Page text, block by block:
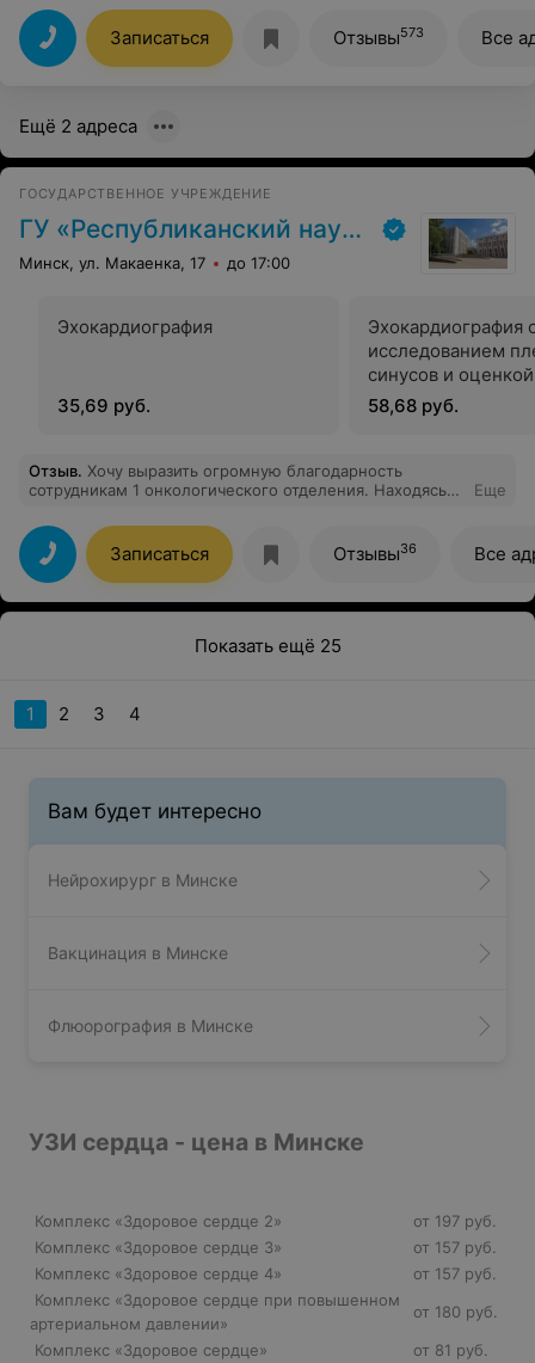
будет давать результат. Мы такого врача нашли в
Вашем центре. Обычно вызываем на дом.Бондарь
Ольга Владимировна, это непросто приятный в
общении человек, но и замечательный врач! Мне
действиями уберегла нас от пневмонии и вовремя
"врачи" твердили,что ничего страшного нет. Огромное
Огромная благодарность центру за такого врача!С
уважением, Анастасия П.
Записаться Отзывы573 Все
Ещё 2 адреса
ГОСУДАРСТВЕННОЕ УЧРЕЖДЕНИЕ
ГУ «Республиканский научно-практический центр медицинской экспертизы и реабилитаци»
Минск, ул. Макаенка, 17 до 17:00
Эхокардиография
35,69 руб.
Эхокардиография
исследованием
синусов и оценкой
сократительной
правого
58,68 руб.
Отзыв. Хочу выразить огромную благодарность
сотрудникам 1 онкологического отделения. Находясь
благодарность зав.отделением Гук Инне Павловне и ее
слаженному коллективу врачей, сестричек и
санитарочек. Чувствуешь заботу и внимание почти
отеческое. Прекрасное отношение к
пациентам.Хорошее адекватное лечение. пришла
Огромная благодарность. Дай вам бог здоровья и
Еще
Записаться Отзывы36 Все
Показать ещё 25
1 2 3 4
Вам будет интересно
Нейрохирург в Минске
Вакцинация в Минске
Флюорография в Минске
УЗИ сердца - цена в Минске
Комплекс «Здоровое сердце 2»
от 197 руб.
Комплекс «Здоровое сердце 3»
от 157 руб.
Комплекс «Здоровое сердце 4»
от 157 руб.
Комплекс «Здоровое сердце при повышенном
артериальном давлении»
от 180 руб.
Комплекс «Здоровое сердце»
от 81 руб.